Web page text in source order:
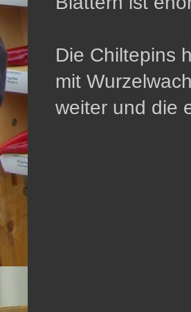
Die Chiltepins
mit
weiter und die